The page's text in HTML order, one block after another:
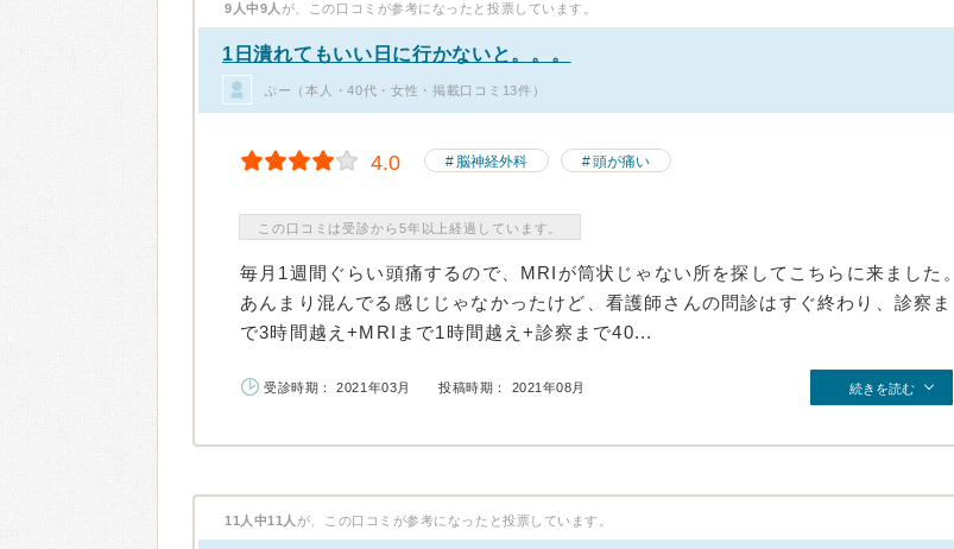
9人中9人 が、この口コミが参考になったと投票しています。
1日潰れてもいい日に行かないと。。。
ぷー（本人・40代・女性・掲載口コミ13件）
4.0 脳神経外科 頭が痛い
この口コミは受診から5年以上経過しています。
毎月1週間ぐらい頭痛するので、MRIが筒状じゃない所を探してこちらに来ました。
あんまり混んでる感じじゃなかったけど、看護師さんの問診はすぐ終わり、診察ま
で3時間越え+MRIまで1時間越え+診察まで40...
受診時期： 2021年03月 投稿時期： 2021年08月 続きを読む
11人中11人 が、この口コミが参考になったと投票しています。